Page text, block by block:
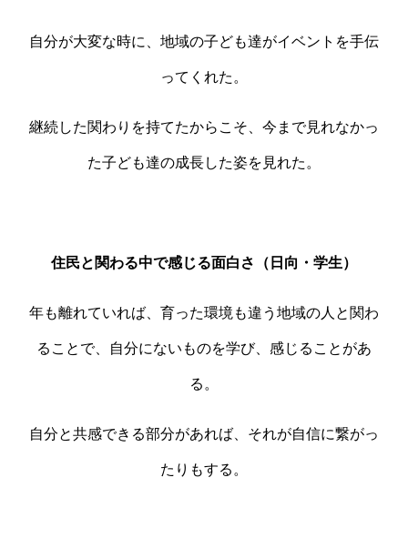
自分が大変な時に、地域の子ども達がイベントを手伝
ってくれた。
継続した関わりを持てたからこそ、今まで見れなかっ
た子ども達の成長した姿を見れた。
住民と関わる中で感じる面白さ（日向・学生）
年も離れていれば、育った環境も違う地域の人と関わ
ることで、自分にないものを学び、感じることがあ
る。
自分と共感できる部分があれば、それが自信に繋がっ
たりもする。